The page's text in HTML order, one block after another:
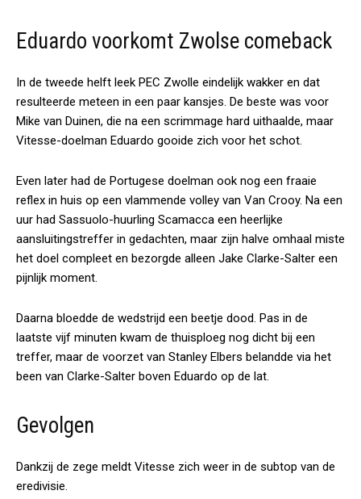
Eduardo voorkomt Zwolse comeback
In de tweede helft leek PEC Zwolle eindelijk wakker en dat
resulteerde meteen in een paar kansjes. De beste was voor
Mike van Duinen, die na een scrimmage hard uithaalde, maar
Vitesse-doelman Eduardo gooide zich voor het schot.
Even later had de Portugese doelman ook nog een fraaie
reflex in huis op een vlammende volley van Van Crooy. Na een
uur had Sassuolo-huurling Scamacca een heerlijke
aansluitingstreffer in gedachten, maar zijn halve omhaal miste
het doel compleet en bezorgde alleen Jake Clarke-Salter een
pijnlijk moment.
Daarna bloedde de wedstrijd een beetje dood. Pas in de
laatste vijf minuten kwam de thuisploeg nog dicht bij een
treffer, maar de voorzet van Stanley Elbers belandde via het
been van Clarke-Salter boven Eduardo op de lat.
Gevolgen
Dankzij de zege meldt Vitesse zich weer in de subtop van de
eredivisie.